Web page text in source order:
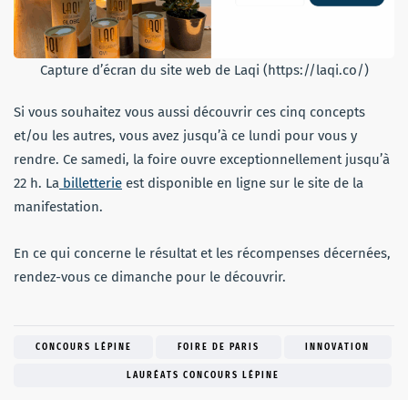
Capture d’écran du site web de Laqi (https://laqi.co/)
Si vous souhaitez vous aussi découvrir ces cinq concepts
et/ou les autres, vous avez jusqu’à ce lundi pour vous y
rendre. Ce samedi, la foire ouvre exceptionnellement jusqu’à
22 h. La billetterie est disponible en ligne sur le site de la
manifestation.
En ce qui concerne le résultat et les récompenses décernées,
rendez-vous ce dimanche pour le découvrir.
CONCOURS LÉPINE FOIRE DE PARIS INNOVATION
LAURÉATS CONCOURS LÉPINE